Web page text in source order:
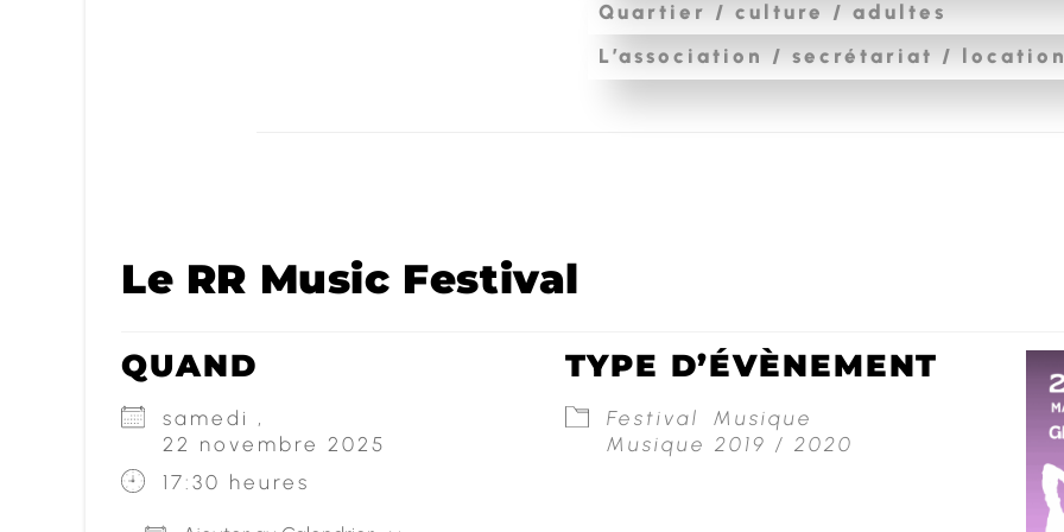
Quartier / culture / adultes
L’association / secrétariat /
Le RR Music Festival
QUAND
samedi ,
22 novembre 2025
17:30 heures
TYPE D’ÉVÈNEMENT
Festival
Musique
Musique 2019 / 2020